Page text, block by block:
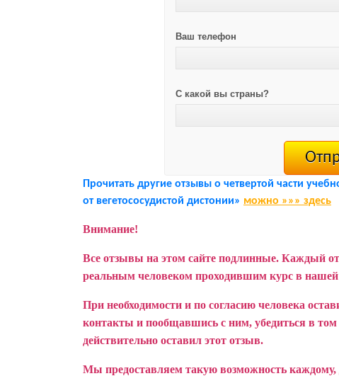
Ваш телефон
С какой вы страны?
Прочитать другие отзывы о четвертой части
от вегетососудистой дистонии» можно »»» здесь
Внимание!
Все отзывы на этом сайте подлинные. Каждый
реальным человеком проходившим курс в
При необходимости и по согласию человека
контакты и пообщавшись с ним, убедиться в том
действительно оставил этот отзыв.
Мы предоставляем такую возможность каждому,